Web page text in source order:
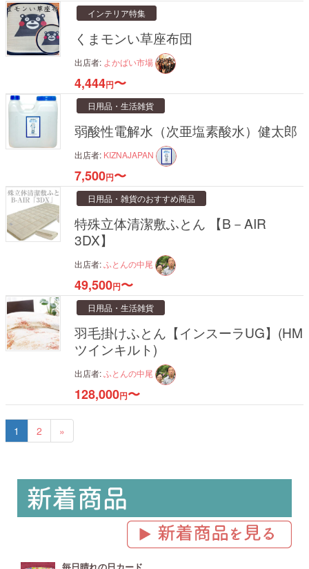
インテリア特集
くまモンい草座布団
出店者: よかばい市場
4,444円〜
日用品・生活雑貨
弱酸性電解水（次亜塩素酸水）健太郎
出店者: KIZNAJAPAN
7,500円〜
日用品・雑貨のおすすめ商品
特殊立体清潔敷ふとん 【B－AIR
3DX】
出店者:ふとんの中尾
49,500円〜
日用品・生活雑貨
羽毛掛けふとん【インスーラUG】(HM
ツインキルト)
出店者:ふとんの中尾
128,000円〜
1 2 »